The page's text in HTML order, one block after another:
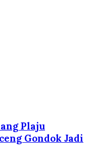
Plaju
Gondok Jadi